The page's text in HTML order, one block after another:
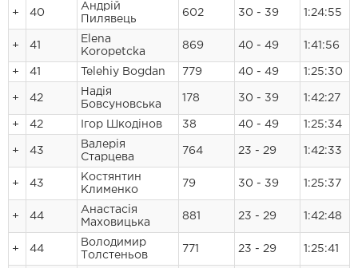
+ 40
Андрій
Пилявець
602 30 - 39 1:24:55
+ 41
Elena
Koropetcka
869 40 - 49 1:41:56
+ 41 Telehiy Bogdan 779 40 - 49 1:25:30
+ 42
Надія
Бовсуновська
178 30 - 39 1:42:27
+ 42 Ігор Шкодінов 38 40 - 49 1:25:34
+ 43
Валерія
Старцева
764 23 - 29 1:42:33
+ 43
Костянтин
Клименко
79 30 - 39 1:25:37
+ 44
Анастасія
Маховицька
881 23 - 29 1:42:48
+ 44
Володимир
Толстеньов
771 23 - 29 1:25:41